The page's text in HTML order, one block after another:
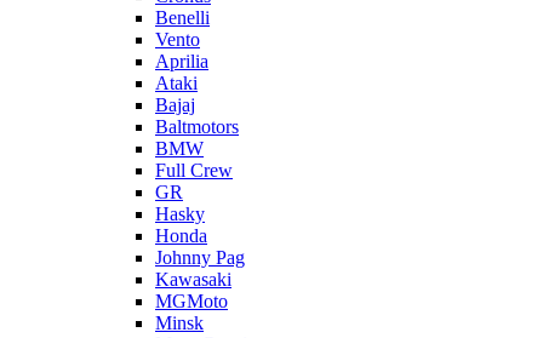
Benelli
Vento
Aprilia
Ataki
Bajaj
Baltmotors
BMW
Full Crew
GR
Hasky
Honda
Johnny Pag
Kawasaki
MGMoto
Minsk